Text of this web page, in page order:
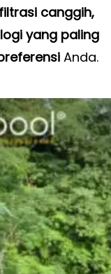
canggih,
yang paling
Anda.